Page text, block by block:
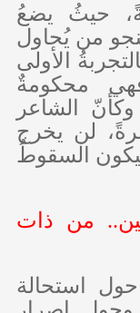
حيثُ يضعُ
من يُحاول
الأولى
فهي محكومةٌ
وكأنّ الشاعر
لن يخرج
السقوطُ
من ذات
استحالة